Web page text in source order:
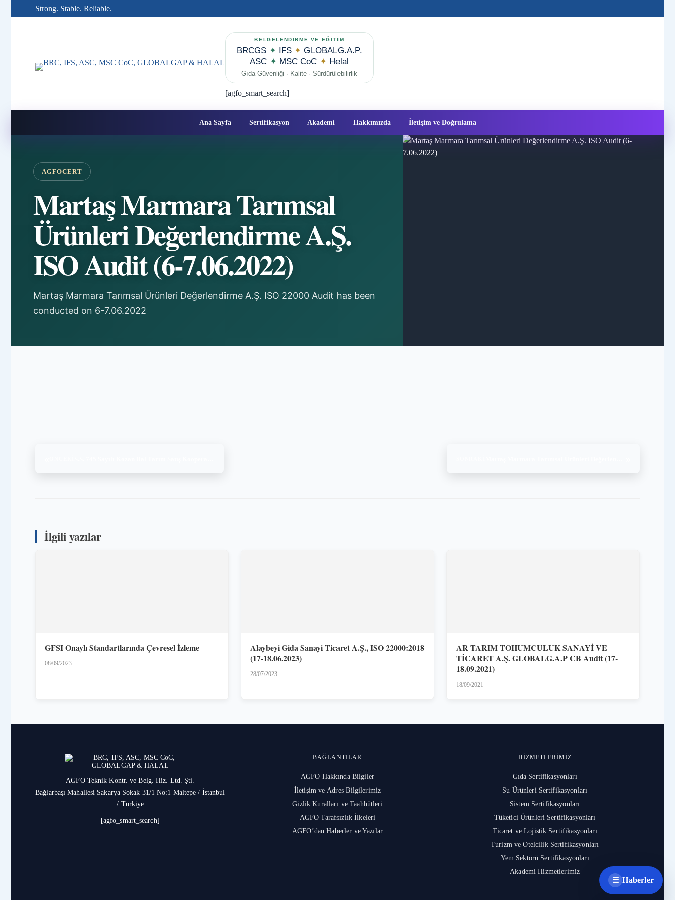
Strong. Stable. Reliable.
BELGELENDİRME VE EĞİTİM
BRCGS ✦ IFS ✦ GLOBALG.A.P.
ASC ✦ MSC CoC ✦ Helal
Gıda Güvenliği · Kalite · Sürdürülebilirlik
[agfo_smart_search]
Ana Sayfa Sertifikasyon Akademi Hakkımızda İletişim ve Doğrulama
AGFOCERT
Martaş Marmara Tarımsal
Ürünleri Değerlendirme A.Ş.
ISO Audit (6-7.06.2022)
Martaş Marmara Tarımsal Ürünleri Değerlendirme A.Ş. ISO 22000 Audit has been
conducted on 6-7.06.2022
İlgili yazılar
GFSI Onaylı Standartlarında Çevresel İzleme
08/09/2023
Alaybeyi Gida Sanayi Ticaret A.Ş., ISO 22000:2018
(17-18.06.2023)
28/07/2023
AR TARIM TOHUMCULUK SANAYİ VE
TİCARET A.Ş. GLOBALG.A.P CB Audit (17-
18.09.2021)
18/09/2021
AGFO Teknik Kontr. ve Belg. Hiz. Ltd. Şti.
Bağlarbaşı Mahallesi Sakarya Sokak 31/1 No:1 Maltepe / İstanbul
/ Türkiye
[agfo_smart_search]
BAĞLANTILAR
AGFO Hakkında Bilgiler
İletişim ve Adres Bilgilerimiz
Gizlik Kuralları ve Taahhütleri
AGFO Tarafsızlık İlkeleri
AGFO’dan Haberler ve Yazılar
HIZMETLERIMIZ
Gıda Sertifikasyonları
Su Ürünleri Sertifikasyonları
Sistem Sertifikasyonları
Tüketici Ürünleri Sertifikasyonları
Ticaret ve Lojistik Sertifikasyonları
Turizm ve Otelcilik Sertifikasyonları
Yem Sektörü Sertifikasyonları
Akademi Hizmetlerimiz
☰ Haberler